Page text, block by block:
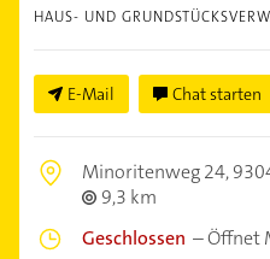
HAUS- UND
E-Mail Chat starten
Minoritenweg 24,
9,3 km
Geschlossen –Öffnet